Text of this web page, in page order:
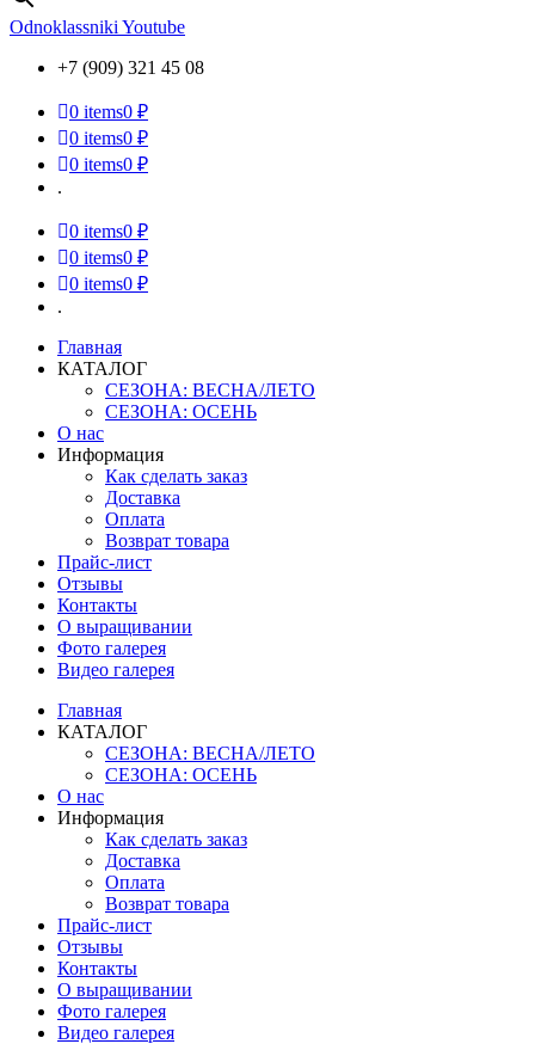
Odnoklassniki Youtube
+7 (909) 321 45 08
0 items0 ₽
0 items0 ₽
0 items0 ₽
.
0 items0 ₽
0 items0 ₽
0 items0 ₽
.
Главная
КАТАЛОГ
СЕЗОНА: ВЕСНА/ЛЕТО
СЕЗОНА: ОСЕНЬ
О нас
Информация
Как сделать заказ
Доставка
Оплата
Возврат товара
Прайс-лист
Отзывы
Контакты
О выращивании
Фото галерея
Видео галерея
Главная
КАТАЛОГ
СЕЗОНА: ВЕСНА/ЛЕТО
СЕЗОНА: ОСЕНЬ
О нас
Информация
Как сделать заказ
Доставка
Оплата
Возврат товара
Прайс-лист
Отзывы
Контакты
О выращивании
Фото галерея
Видео галерея